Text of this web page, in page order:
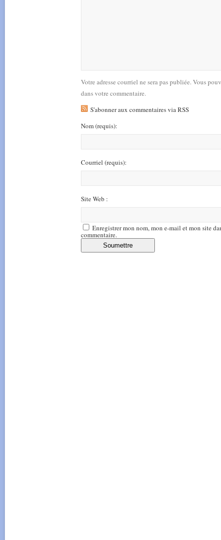
Votre adresse courriel ne sera pas publiée. Vous
dans votre commentaire.
S'abonner aux commentaires via RSS
Nom(requis):
Courriel (requis):
Site Web :
Enregistrer mon nom, mon e-mail et mon site
commentaire.